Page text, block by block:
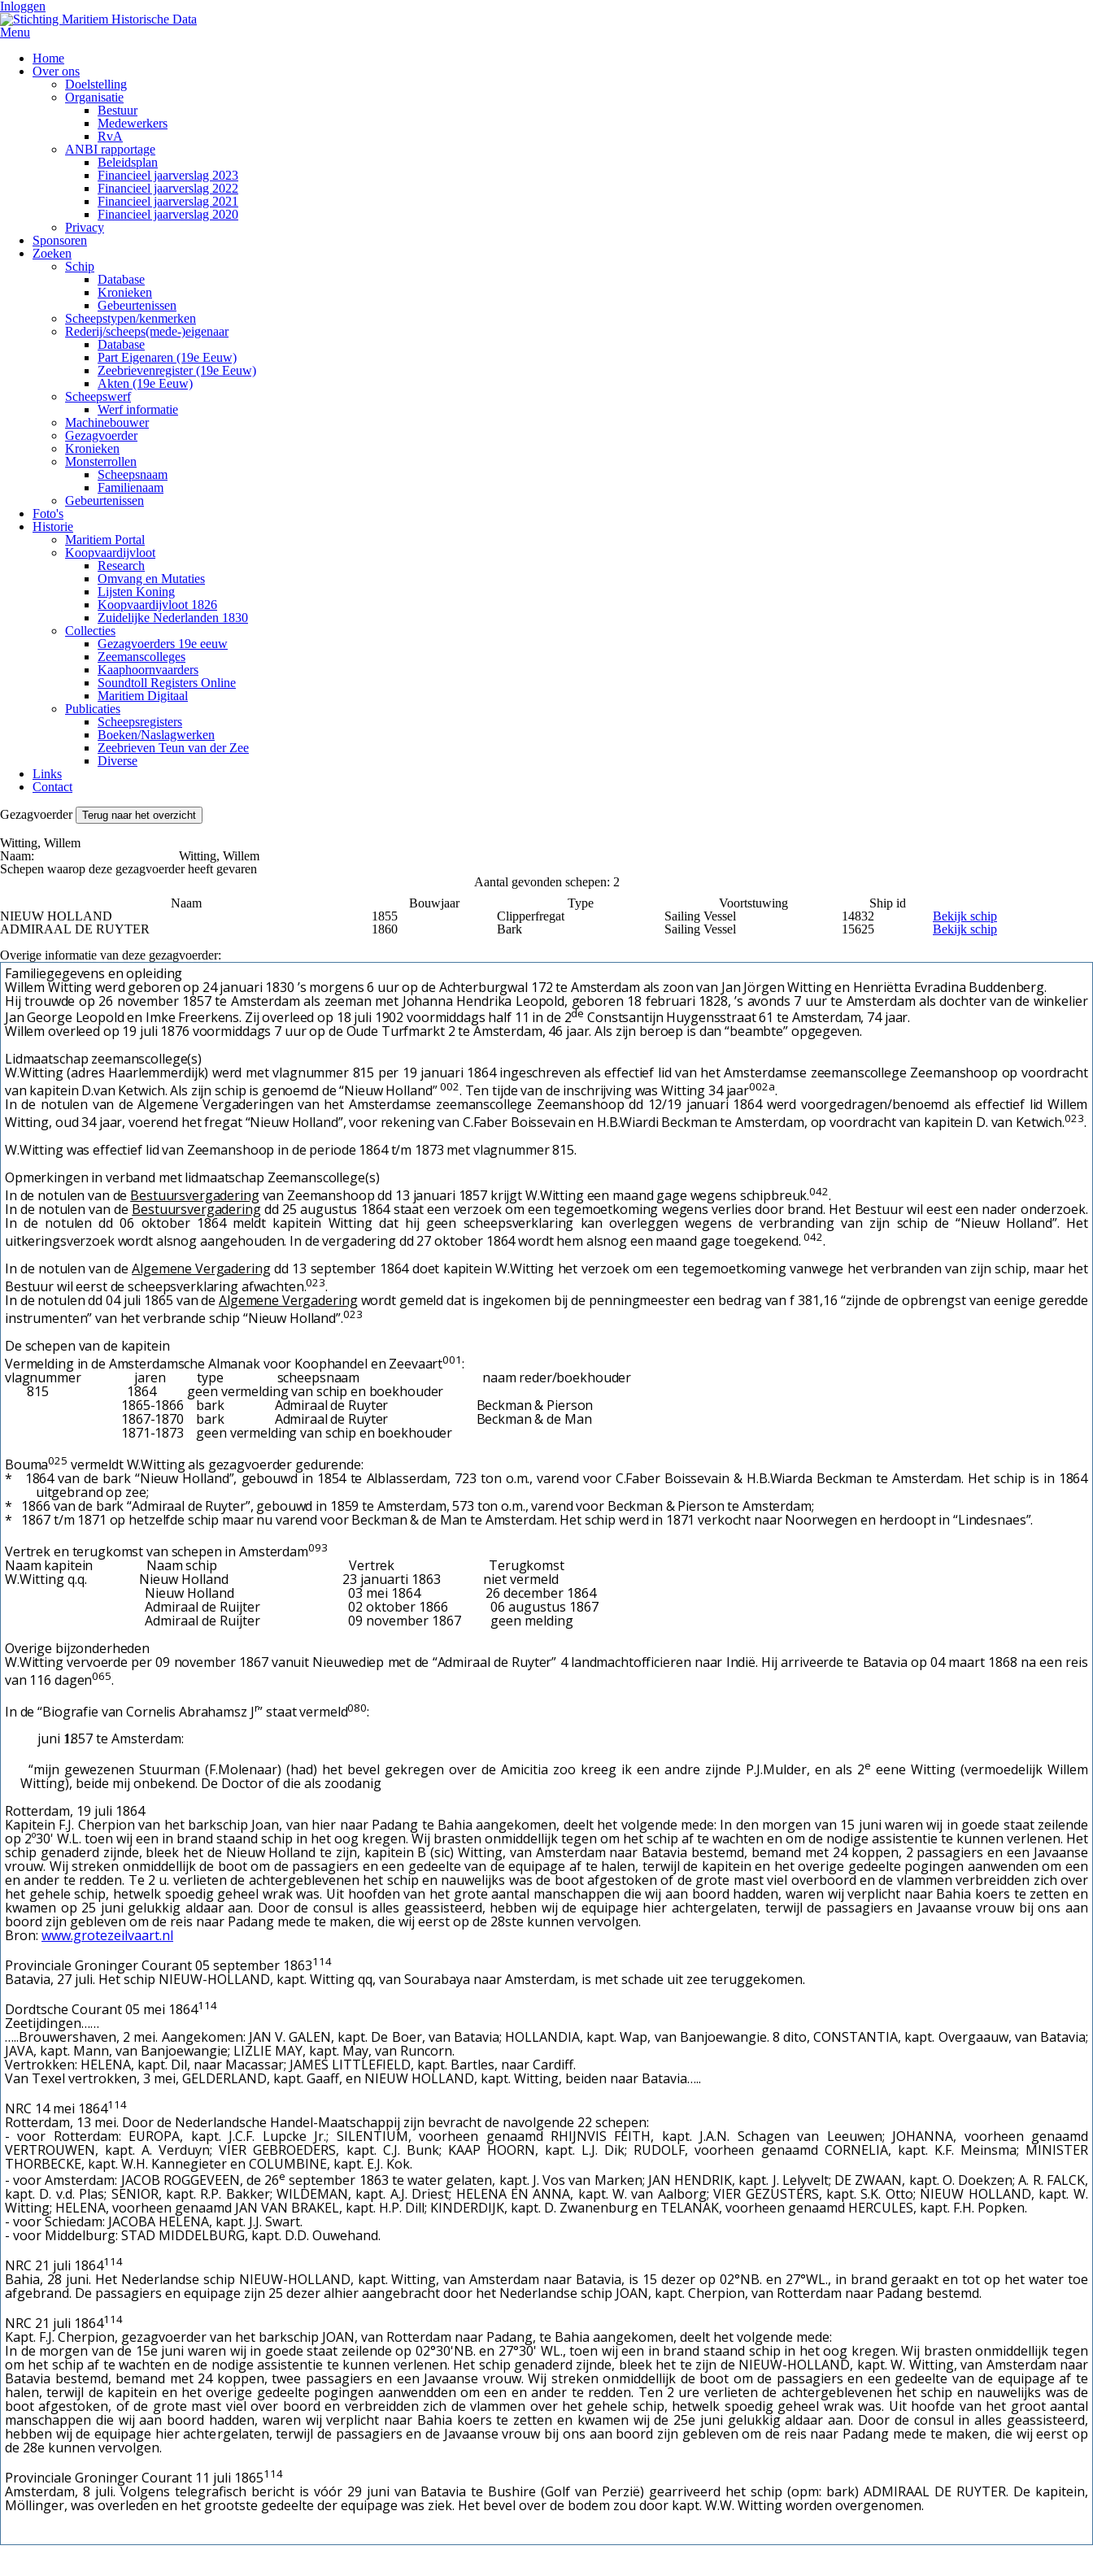
Inloggen
Menu
Home
Over ons
Doelstelling
Organisatie
Bestuur
Medewerkers
RvA
ANBI rapportage
Beleidsplan
Financieel jaarverslag 2023
Financieel jaarverslag 2022
Financieel jaarverslag 2021
Financieel jaarverslag 2020
Privacy
Sponsoren
Zoeken
Schip
Database
Kronieken
Gebeurtenissen
Scheepstypen/kenmerken
Rederij/scheeps(mede-)eigenaar
Database
Part Eigenaren (19e Eeuw)
Zeebrievenregister (19e Eeuw)
Akten (19e Eeuw)
Scheepswerf
Werf informatie
Machinebouwer
Gezagvoerder
Kronieken
Monsterrollen
Scheepsnaam
Familienaam
Gebeurtenissen
Foto's
Historie
Maritiem Portal
Koopvaardijvloot
Research
Omvang en Mutaties
Lijsten Koning
Koopvaardijvloot 1826
Zuidelijke Nederlanden 1830
Collecties
Gezagvoerders 19e eeuw
Zeemanscolleges
Kaaphoornvaarders
Soundtoll Registers Online
Maritiem Digitaal
Publicaties
Scheepsregisters
Boeken/Naslagwerken
Zeebrieven Teun van der Zee
Diverse
Links
Contact
Gezagvoerder
Terug naar het overzicht
Witting, Willem
Naam:
Witting, Willem
Schepen waarop deze gezagvoerder heeft gevaren
Aantal gevonden schepen: 2
Naam
Bouwjaar Type Voortstuwing
Ship id
NIEUW HOLLAND
1855 Clipperfregat Sailing Vessel 14832
Bekijk schip
ADMIRAAL DE RUYTER
1860 Bark Sailing Vessel 15625
Bekijk schip
Overige informatie van deze gezagvoerder:
Familiegegevens en opleiding
Willem Witting werd geboren op 24 januari 1830 ’s morgens 6 uur op de Achterburgwal 172 te Amsterdam als zoon van Jan Jörgen Witting en Henriëtta Evradina Buddenberg.
Hij trouwde op 26 november 1857 te Amsterdam als zeeman met Johanna Hendrika Leopold, geboren 18 februari 1828, ’s avonds 7 uur te Amsterdam als dochter van de winkelier
Jan George Leopold en Imke Freerkens. Zij overleed op 18 juli 1902 voormiddags half 11 in de 2de Constsantijn Huygensstraat 61 te Amsterdam, 74 jaar.
Willem overleed op 19 juli 1876 voormiddags 7 uur op de Oude Turfmarkt 2 te Amsterdam, 46 jaar. Als zijn beroep is dan “beambte” opgegeven.
Lidmaatschap zeemanscollege(s)
W.Witting (adres Haarlemmerdijk) werd met vlagnummer 815 per 19 januari 1864 ingeschreven als effectief lid van het Amsterdamse zeemanscollege Zeemanshoop op voordracht
van kapitein D.van Ketwich. Als zijn schip is genoemd de “Nieuw Holland”002. Ten tijde van de inschrijving was Witting 34 jaar002a.
In de notulen van de Algemene Vergaderingen van het Amsterdamse zeemanscollege Zeemanshoop dd 12/19 januari 1864 werd voorgedragen/benoemd als effectief lid Willem
Witting, oud 34 jaar, voerend het fregat “Nieuw Holland”, voor rekening van C.Faber Boissevain en H.B.Wiardi Beckman te Amsterdam, op voordracht van kapitein D. van Ketwich.023.
W.Witting was effectief lid van Zeemanshoop in de periode 1864 t/m 1873 met vlagnummer 815.
Opmerkingen in verband met lidmaatschap Zeemanscollege(s)
In de notulen van de Bestuursvergaderingvan Zeemanshoop dd 13 januari 1857 krijgt W.Witting een maand gage wegens schipbreuk.042.
In de notulen van de Bestuursvergaderingdd 25 augustus 1864 staat een verzoek om een tegemoetkoming wegens verlies door brand. Het Bestuur wil eest een nader onderzoek.
In de notulen dd 06 oktober 1864 meldt kapitein Witting dat hij geen scheepsverklaring kan overleggen wegens de verbranding van zijn schip de “Nieuw Holland”. Het
uitkeringsverzoek wordt alsnog aangehouden. In de vergadering dd 27 oktober 1864 wordt hem alsnog een maand gage toegekend.042.
In de notulen van deAlgemene Vergaderingdd 13 september 1864 doet kapitein W.Witting het verzoek om een tegemoetkoming vanwege het verbranden van zijn schip, maar het
Bestuur wil eerst de scheepsverklaring afwachten.023.
In de notulen dd 04 juli 1865 van deAlgemene Vergaderingwordt gemeld dat is ingekomen bij de penningmeester een bedrag vanf381,16 “zijnde de opbrengst van eenige geredde
instrumenten” van het verbrande schip “Nieuw Holland”.023
De schepen van de kapitein
Vermelding in de Amsterdamsche Almanak voor Koophandel en Zeevaart001:
vlagnummer jaren type scheepsnaam naam reder/boekhouder
815 1864 geen vermelding van schip en boekhouder
1865-1866 bark Admiraal de Ruyter Beckman & Pierson
1867-1870 bark Admiraal de Ruyter Beckman & de Man
1871-1873 geen vermelding van schip en boekhouder
Bouma025 vermeldt W.Witting als gezagvoerder gedurende:
* 1864 van de bark “Nieuw Holland”, gebouwd in 1854 te Alblasserdam, 723 ton o.m., varend voor C.Faber Boissevain & H.B.Wiarda Beckman te Amsterdam. Het schip is in 1864
uitgebrand op zee;
* 1866 van de bark “Admiraal de Ruyter”, gebouwd in 1859 te Amsterdam, 573 ton o.m., varend voor Beckman & Pierson te Amsterdam;
* 1867 t/m 1871 op hetzelfde schip maar nu varend voor Beckman & de Man te Amsterdam. Het schip werd in 1871 verkocht naar Noorwegen en herdoopt in “Lindesnaes”.
Vertrek en terugkomst van schepen in Amsterdam093
Naam kapitein Naam schip Vertrek Terugkomst
W.Witting q.q. Nieuw Holland 23 januarti 1863 niet vermeld
Nieuw Holland 03 mei 1864 26 december 1864
Admiraal de Ruijter 02 oktober 1866 06 augustus 1867
Admiraal de Ruijter 09 november 1867 geen melding
Overige bijzonderheden
W.Witting vervoerde per 09 november 1867 vanuit Nieuwediep met de “Admiraal de Ruyter” 4 landmachtofficieren naar Indië. Hij arriveerde te Batavia op 04 maart 1868 na een reis
van 116 dagen065.
In de “Biografie van Cornelis Abrahamsz Jr” staat vermeld080:
juni 1857 te Amsterdam:
“mijn gewezenen Stuurman (F.Molenaar) (had) het bevel gekregen over de Amicitia zoo kreeg ik een andre zijnde P.J.Mulder, en als 2e eene Witting (vermoedelijk Willem
Witting), beide mij onbekend. De Doctor of die als zoodanig
Rotterdam, 19 juli 1864
Kapitein F.J. Cherpion van het barkschip Joan, van hier naar Padang te Bahia aangekomen, deelt het volgende mede: In den morgen van 15 juni waren wij in goede staat zeilende
op 2º30' W.L. toen wij een in brand staand schip in het oog kregen. Wij brasten onmiddellijk tegen om het schip af te wachten en om de nodige assistentie te kunnen verlenen. Het
schip genaderd zijnde, bleek het de Nieuw Holland te zijn, kapitein B(sic) Witting, van Amsterdam naar Batavia bestemd, bemand met 24 koppen, 2 passagiers en een Javaanse
vrouw. Wij streken onmiddellijk de boot om de passagiers en een gedeelte van de equipage af te halen, terwijl de kapitein en het overige gedeelte pogingen aanwenden om een
en ander te redden. Te 2 u. verlieten de achtergeblevenen het schip en nauwelijks was de boot afgestoken of de grote mast viel overboord en de vlammen verbreidden zich over
het gehele schip, hetwelk spoedig geheel wrak was. Uit hoofden van het grote aantal manschappen die wij aan boord hadden, waren wij verplicht naar Bahia koers te zetten en
kwamen op 25 juni gelukkig aldaar aan. Door de consul is alles geassisteerd, hebben wij de equipage hier achtergelaten, terwijl de passagiers en Javaanse vrouw bij ons aan
boord zijn gebleven om de reis naar Padang mede te maken, die wij eerst op de 28ste kunnen vervolgen.
Bron: www.grotezeilvaart.nl
Provinciale Groninger Courant 05 september 1863114
Batavia, 27 juli. Het schip NIEUW-HOLLAND, kapt. Witting qq, van Sourabaya naar Amsterdam, is met schade uit zee teruggekomen.
Dordtsche Courant 05 mei 1864114
Zeetijdingen……
…..Brouwershaven, 2 mei. Aangekomen: JAN V. GALEN, kapt. De Boer, van Batavia; HOLLANDIA, kapt. Wap, van Banjoewangie. 8 dito, CONSTANTIA, kapt. Overgaauw, van Batavia;
JAVA, kapt. Mann, van Banjoewangie; LIZLIE MAY, kapt. May, van Runcorn.
Vertrokken: HELENA, kapt. Dil, naar Macassar; JAMES LITTLEFIELD, kapt. Bartles, naar Cardiff.
Van Texel vertrokken, 3 mei, GELDERLAND, kapt. Gaaff, en NIEUW HOLLAND, kapt. Witting, beiden naar Batavia…..
NRC 14 mei 1864114
Rotterdam, 13 mei. Door de Nederlandsche Handel-Maatschappij zijn bevracht de navolgende 22 schepen:
- voor Rotterdam: EUROPA, kapt. J.C.F. Lupcke Jr.; SILENTIUM, voorheen genaamd RHIJNVIS FEITH, kapt. J.A.N. Schagen van Leeuwen; JOHANNA, voorheen genaamd
VERTROUWEN, kapt. A. Verduyn; VIER GEBROEDERS, kapt. C.J. Bunk; KAAP HOORN, kapt. L.J. Dik; RUDOLF, voorheen genaamd CORNELIA, kapt. K.F. Meinsma; MINISTER
THORBECKE, kapt. W.H. Kannegieter en COLUMBINE, kapt. E.J. Kok.
- voor Amsterdam: JACOB ROGGEVEEN, de 26e september 1863 te water gelaten, kapt. J. Vos van Marken; JAN HENDRIK, kapt. J. Lelyvelt; DE ZWAAN, kapt. O. Doekzen; A. R. FALCK,
kapt. D. v.d. Plas; SENIOR, kapt. R.P. Bakker; WILDEMAN, kapt. A.J. Driest; HELENA EN ANNA, kapt. W. van Aalborg; VIER GEZUSTERS, kapt. S.K. Otto; NIEUW HOLLAND, kapt. W.
Witting; HELENA, voorheen genaamd JAN VAN BRAKEL, kapt. H.P. Dill; KINDERDIJK, kapt. D. Zwanenburg en TELANAK, voorheen genaamd HERCULES, kapt. F.H. Popken.
- voor Schiedam: JACOBA HELENA, kapt. J.J. Swart.
- voor Middelburg: STAD MIDDELBURG, kapt. D.D. Ouwehand.
NRC 21 juli 1864114
Bahia, 28 juni. Het Nederlandse schip NIEUW-HOLLAND, kapt. Witting, van Amsterdam naar Batavia, is 15 dezer op 02°NB. en 27°WL., in brand geraakt en tot op het water toe
afgebrand. De passagiers en equipage zijn 25 dezer alhier aangebracht door het Nederlandse schip JOAN, kapt. Cherpion, van Rotterdam naar Padang bestemd.
NRC 21 juli 1864114
Kapt. F.J. Cherpion, gezagvoerder van het barkschip JOAN, van Rotterdam naar Padang, te Bahia aangekomen, deelt het volgende mede:
In de morgen van de 15e juni waren wij in goede staat zeilende op 02°30'NB. en 27°30' WL., toen wij een in brand staand schip in het oog kregen. Wij brasten onmiddellijk tegen
om het schip af te wachten en de nodige assistentie te kunnen verlenen. Het schip genaderd zijnde, bleek het te zijn de NIEUW-HOLLAND, kapt. W. Witting, van Amsterdam naar
Batavia bestemd, bemand met 24 koppen, twee passagiers en een Javaanse vrouw. Wij streken onmiddellijk de boot om de passagiers en een gedeelte van de equipage af te
halen, terwijl de kapitein en het overige gedeelte pogingen aanwendden om een en ander te redden. Ten 2 ure verlieten de achtergeblevenen het schip en nauwelijks was de
boot afgestoken, of de grote mast viel over boord en verbreidden zich de vlammen over het gehele schip, hetwelk spoedig geheel wrak was. Uit hoofde van het groot aantal
manschappen die wij aan boord hadden, waren wij verplicht naar Bahia koers te zetten en kwamen wij de 25e juni gelukkig aldaar aan. Door de consul in alles geassisteerd,
hebben wij de equipage hier achtergelaten, terwijl de passagiers en de Javaanse vrouw bij ons aan boord zijn gebleven om de reis naar Padang mede te maken, die wij eerst op
de 28e kunnen vervolgen.
Provinciale Groninger Courant 11 juli 1865114
Amsterdam, 8 juli. Volgens telegrafisch bericht is vóór 29 juni van Batavia te Bushire (Golf van Perzië) gearriveerd het schip (opm: bark) ADMIRAAL DE RUYTER. De kapitein,
Möllinger, was overleden en het grootste gedeelte der equipage was ziek. Het bevel over de bodem zou door kapt. W.W. Witting worden overgenomen.